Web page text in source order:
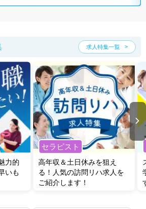
たします。
集状況の確認も、お気軽にご相談くださ
求人特集一覧
力的
いも
セラピスト
高年収＆土日休みを狙え
る！人気の訪問リハ求人を
ご紹介します！